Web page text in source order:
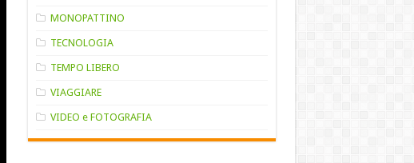
MONOPATTINO
TECNOLOGIA
TEMPO LIBERO
VIAGGIARE
VIDEO e FOTOGRAFIA